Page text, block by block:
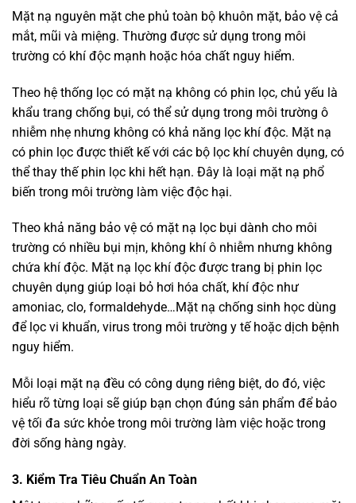
Mặt nạ nguyên mặt che phủ toàn bộ khuôn mặt, bảo vệ cả
mắt, mũi và miệng. Thường được sử dụng trong môi
trường có khí độc mạnh hoặc hóa chất nguy hiểm.
Theo hệ thống lọc có mặt nạ không có phin lọc, chủ yếu là
khẩu trang chống bụi, có thể sử dụng trong môi trường ô
nhiễm nhẹ nhưng không có khả năng lọc khí độc. Mặt nạ
có phin lọc được thiết kế với các bộ lọc khí chuyên dụng, có
thể thay thế phin lọc khi hết hạn. Đây là loại mặt nạ phổ
biến trong môi trường làm việc độc hại.
Theo khả năng bảo vệ có mặt nạ lọc bụi dành cho môi
trường có nhiều bụi mịn, không khí ô nhiễm nhưng không
chứa khí độc. Mặt nạ lọc khí độc được trang bị phin lọc
chuyên dụng giúp loại bỏ hơi hóa chất, khí độc như
amoniac, clo, formaldehyde…Mặt nạ chống sinh học dùng
để lọc vi khuẩn, virus trong môi trường y tế hoặc dịch bệnh
nguy hiểm.
Mỗi loại mặt nạ đều có công dụng riêng biệt, do đó, việc
hiểu rõ từng loại sẽ giúp bạn chọn đúng sản phẩm để bảo
vệ tối đa sức khỏe trong môi trường làm việc hoặc trong
đời sống hàng ngày.
3. Kiểm Tra Tiêu Chuẩn An Toàn